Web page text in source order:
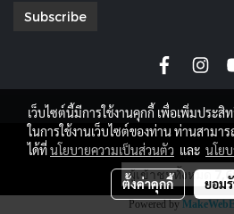
Subscribe
copyright
ผู้เข้าชมทั้งหมด
Powered by
เว็บไซต์นี้มีการใช้งานคุกกี้ เพื่อเพิ่มประ
ในการใช้งานเว็บไซต์ของท่าน ท่านสามา
ได้ที่นโยบายความเป็นส่วนตัว และ นโย
ตั้งค่าคุกกี้ ยอม